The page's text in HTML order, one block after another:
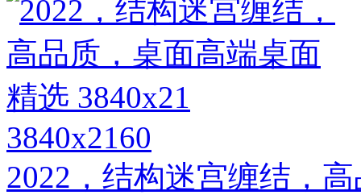
3840x2160
2022，结构迷宫缠结，